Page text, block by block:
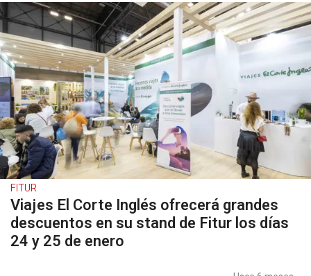
FITUR
Viajes El Corte Inglés ofrecerá grandes
descuentos en su stand de Fitur los días
24 y 25 de enero